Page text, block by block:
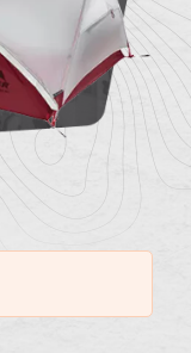
nás
Kontakty